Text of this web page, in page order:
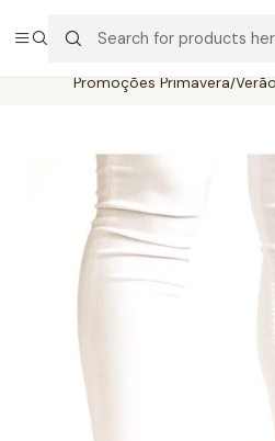
PORTES GRÁTIS ACIMA DE
Promoções Primavera/